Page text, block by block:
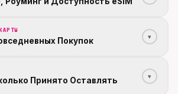
Покупок ▾
Принято Оставлять ▾